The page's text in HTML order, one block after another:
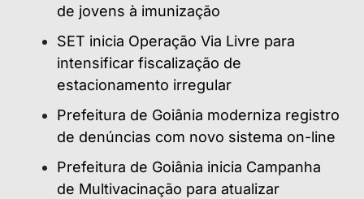
de jovens à imunização
SET inicia Operação Via Livre para
intensificar fiscalização de
estacionamento irregular
Prefeitura de Goiânia moderniza registro
de denúncias com novo sistema on-line
Prefeitura de Goiânia inicia Campanha
de Multivacinação para atualizar